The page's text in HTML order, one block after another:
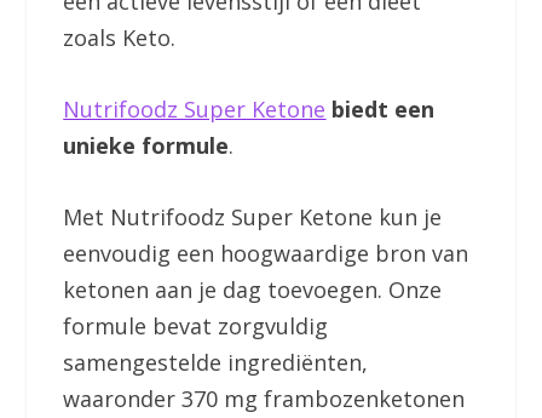
zoals Keto.
Nutrifoodz Super Ketone biedt een
unieke formule.
Met Nutrifoodz Super Ketone kun je
eenvoudig een hoogwaardige bron van
ketonen aan je dag toevoegen. Onze
formule bevat zorgvuldig
samengestelde ingrediënten,
waaronder 370 mg frambozenketonen